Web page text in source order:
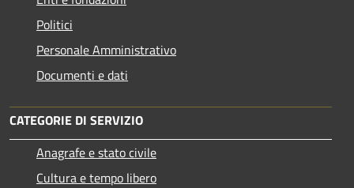
Politici
Personale Amministrativo
Documenti e dati
CATEGORIE DI SERVIZIO
Anagrafe e stato civile
Cultura e tempo libero